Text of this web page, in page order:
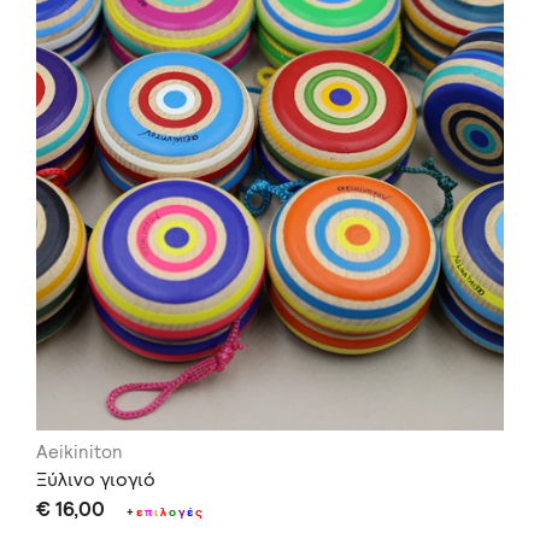
Aeikiniton
Ξύλινο γιογιό
€ 16,00 +επιλογές